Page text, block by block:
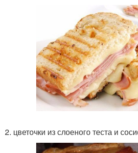
2. цветочки из слоеного теста и